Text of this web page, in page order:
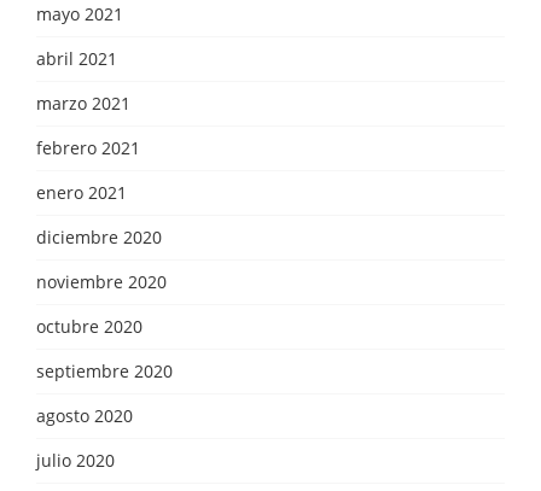
mayo 2021
abril 2021
marzo 2021
febrero 2021
enero 2021
diciembre 2020
noviembre 2020
octubre 2020
septiembre 2020
agosto 2020
julio 2020